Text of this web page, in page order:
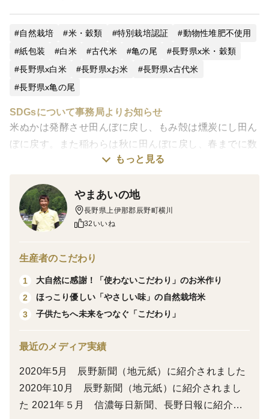
自然栽培 米・穀類 特別栽培認証
動物性堆肥不使用
紙包装
白米 古代米 亀の尾
長野県x米・穀類
長野県x白米
長野県xお米
長野県x古代米
長野県x亀の尾
SDGsについて事務局よりお知らせ
米ぬかは発酵させ田んぼに戻し、もみ殻は燻炭にし田ん
ぼに戻す。また稲わらは秋に田んぼに戻し、春までに数
回土と撹拌して発酵を促すなど次の稲作の循環の手助け
----------------------------
令和７年産新米 自然栽培 亀の尾
農薬・肥料ともに不使用！
発売日：10月1日（水）
※ご要望喜んで対応します！！
・到着指定：日時を希望される場合は「申し送り事
項」へ記載ください
記載ください
🍙こちらの商品は、亀の尾です
百年の時を超えてよみがえった希少な古代米
明治時代に生まれた幻のお米「亀の尾」は、香り高く上
もっと見る
やまあいの地
長野県上伊那郡辰野町横川
32いいね
生産者のこだわり
1
大自然に感謝！「使わないこだわり」のお米作り
2
ほっこり優しい「やさしい味」の自然栽培米
3
子供たちへ未来をつなぐ「こだわり」
最近のメディア実績
2020年5月 辰野新聞（地元紙）に紹介されました
2020年10月 辰野新聞（地元紙）に紹介されまし
た 2021年５月 信濃毎日新聞、長野日報に紹介さ